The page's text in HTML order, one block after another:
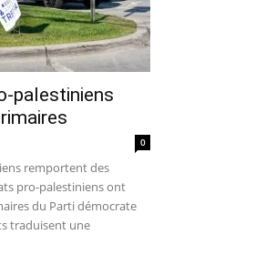
palestiniens
0
remportent des
pro-palestiniens ont
du Parti démocrate
traduisent une